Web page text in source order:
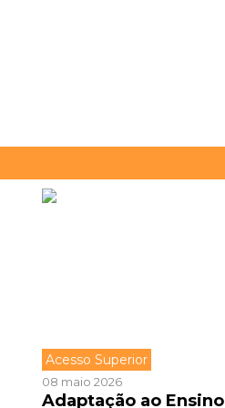
Acesso Superior
08 maio 2026
Adaptação ao Ensino